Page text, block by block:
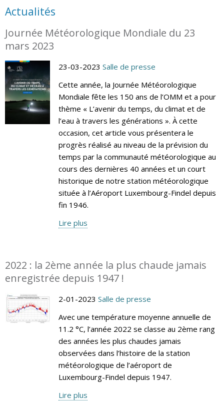
Actualités
Journée Météorologique Mondiale du 23
mars 2023
23-03-2023 Salle de presse
Cette année, la Journée Météorologique
Mondiale fête les 150 ans de l’OMM et a pour
thème « L’avenir du temps, du climat et de
l’eau à travers les générations ». À cette
occasion, cet article vous présentera le
progrès réalisé au niveau de la prévision du
temps par la communauté météorologique au
cours des dernières 40 années et un court
historique de notre station météorologique
située à l’Aéroport Luxembourg-Findel depuis
fin 1946.
Lire plus
2022 : la 2ème année la plus chaude jamais
enregistrée depuis 1947 !
2-01-2023 Salle de presse
Avec une température moyenne annuelle de
11.2 °C, l’année 2022 se classe au 2ème rang
des années les plus chaudes jamais
observées dans l’histoire de la station
météorologique de l’aéroport de
Luxembourg-Findel depuis 1947.
Lire plus